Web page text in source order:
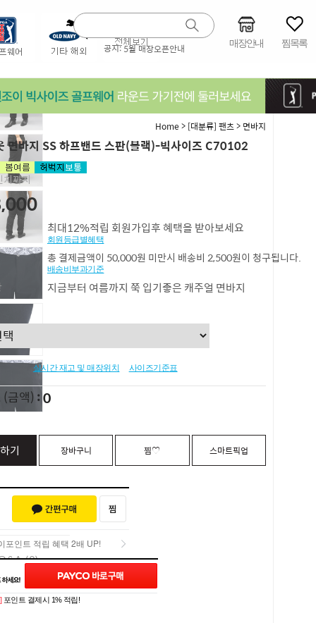
공지:5월 매장오픈안내 매장안내 찜목록
Home> [대분류] 팬츠> 면바지
면바지 SS 하프밴드 스판(블랙)-빅사이즈 C70102
까지
최대12%적립 회원가입후 혜택을 받아보세요
회원등급별혜택
총 결제금액이 50,000원 미만시 배송비 2,500원이 청구됩니다.
배송비부과기준
지금부터 여름까지 쭉 입기좋은 캐주얼 면바지
실시간 재고 및 매장위치 사이즈기준표
(금액) 0
기 장바구니 찜♡ 스마트픽업
포인트 적립 혜택 2배 UP!
포인트 적립 혜택 2배 UP!
포인트 결제시 1% 적립!
(0)